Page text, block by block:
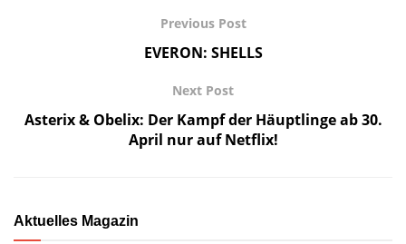
Previous Post
EVERON: SHELLS
Next Post
Asterix & Obelix: Der Kampf der Häuptlinge ab 30.
April nur auf Netflix!
Aktuelles Magazin